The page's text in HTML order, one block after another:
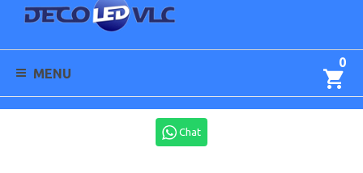
0
MENU
Chat